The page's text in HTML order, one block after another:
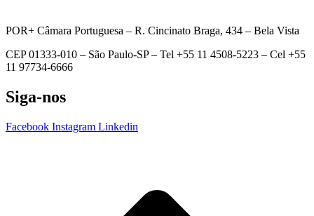
POR+ Câmara Portuguesa – R. Cincinato Braga, 434 – Bela Vista
CEP 01333-010 – São Paulo-SP – Tel +55 11 4508-5223 – Cel +55
11 97734-6666
Siga-nos
Facebook Instagram Linkedin